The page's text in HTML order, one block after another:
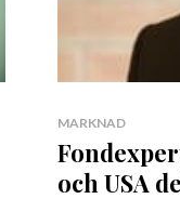
MARKNAD
och USA